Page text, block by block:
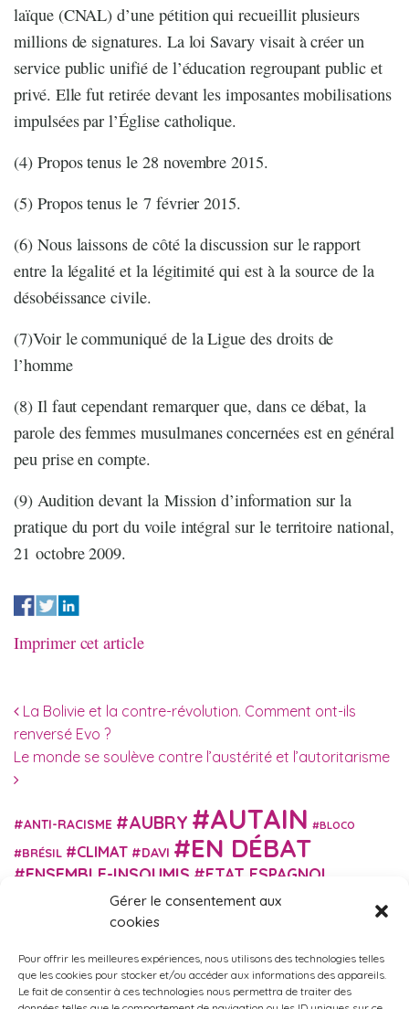
Gérer le consentement aux
cookies
Pour offrir les meilleures expériences, nous utilisons des technologies telles
que les cookies pour stocker et/ou accéder aux informations des appareils.
Le fait de consentir à ces technologies nous permettra de traiter des
laïque (CNAL) d’une pétition qui recueillit plusieurs
millions de signatures. La loi Savary visait à créer un
service public unifié de l’éducation regroupant public et
privé. Elle fut retirée devant les imposantes mobilisations
impulsées par l’Église catholique.
(4) Propos tenus le 28 novembre 2015.
(5) Propos tenus le 7 février 2015.
(6) Nous laissons de côté la discussion sur le rapport
entre la légalité et la légitimité qui est à la source de la
désobéissance civile.
(7)Voir le communiqué de la Ligue des droits de
l’homme
(8) Il faut cependant remarquer que, dans ce débat, la
parole des femmes musulmanes concernées est en général
peu prise en compte.
(9) Audition devant la Mission d’information sur la
pratique du port du voile intégral sur le territoire national,
21 octobre 2009.
Imprimer cet article
Navigation des articles
La Bolivie et la contre-révolution. Comment ont-ils
renversé Evo ?
Le monde se soulève contre l’austérité et l’autoritarisme
ANTI-RACISME AUBRY AUTAIN BLOCO
BRÉSIL CLIMAT DAVI EN DÉBAT
ENSEMBLE-INSOUMIS ETAT ESPAGNOL
EUROPE EXTRÊME DROITE FASCISME
FRANCE INSOUMISE
HISTOIRE IMMIGRATION ISRAËL PALESTINE ITALIE
MACRON MARTIN MARXISME MIGRANT-ES